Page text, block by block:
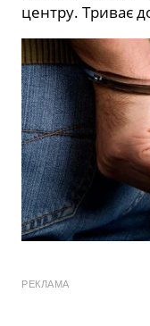
центру. Триває
РЕКЛАМА